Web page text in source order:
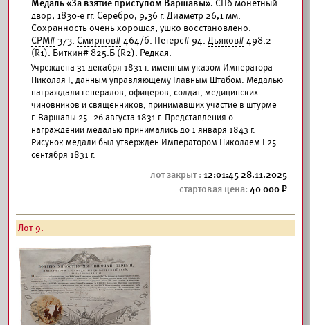
Медаль «За взятие приступом Варшавы». СПб монетный
двор, 1830-е гг. Серебро, 9,36 г. Диаметр 26,1 мм.
Сохранность очень хорошая, ушко восстановлено.
СРМ#373. Смирнов#464/б. Петерс# 94. Дьяков#498.2
(R1). Биткин# 825.Б (R2). Редкая.
Учреждена 31 декабря 1831 г. именным указом Императора
Николая I, данным управляющему Главным Штабом. Медалью
награждали генералов, офицеров, солдат, медицинских
чиновников и священников, принимавших участие в штурме
г. Варшавы 25–26 августа 1831 г. Представления о
награждении медалью принимались до 1 января 1843 г.
Рисунок медали был утвержден Императором Николаем I 25
сентября 1831 г.
12:01:45 28.11.2025
40 000
Лот 9.